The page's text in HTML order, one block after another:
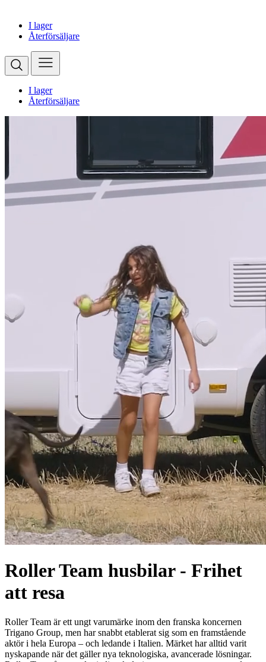
I lager
Återförsäljare
I lager
Återförsäljare
Roller Team husbilar - Frihet
att resa
Roller Team är ett ungt varumärke inom den franska koncernen
Trigano Group, men har snabbt etablerat sig som en framstående
aktör i hela Europa – och ledande i Italien. Märket har alltid varit
nyskapande när det gäller nya teknologiska, avancerade lösningar.